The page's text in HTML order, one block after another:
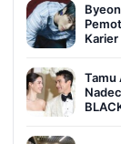
Karier
Tamu